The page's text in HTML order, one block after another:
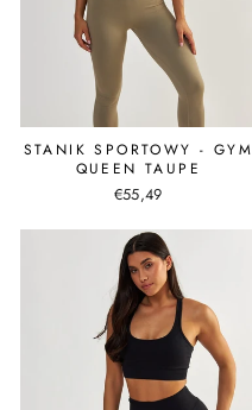
STANIK SPORTOWY - GYM
QUEEN TAUPE
€55,49